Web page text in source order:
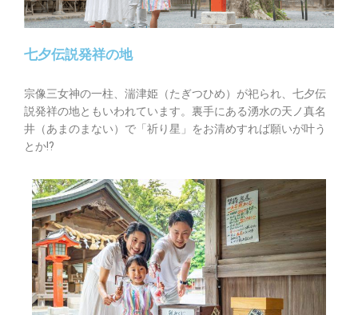
七夕伝説発祥の地
宗像三女神の一柱、湍津姫（たぎつひめ）が祀られ、七夕伝
説発祥の地ともいわれています。裏手にある湧水の天ノ真名
井（あまのまない）で「祈り星」をお清めすれば願いが叶う
とか!?